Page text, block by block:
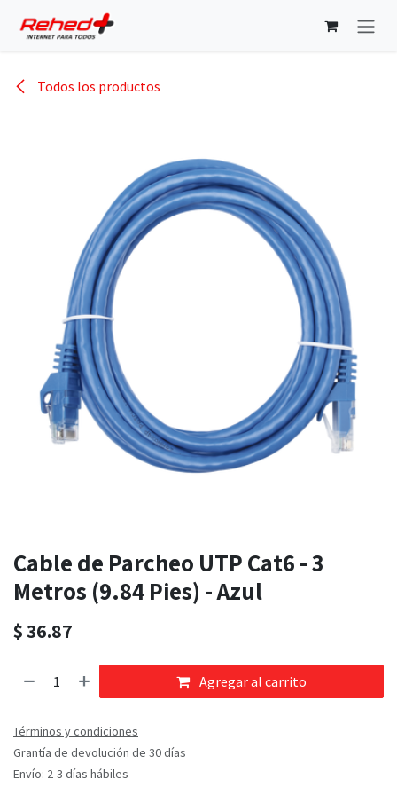
Todos los productos
Cable de Parcheo UTP Cat6 - 3
Metros (9.84 Pies) - Azul
$36.87
Agregar al carrito
Términos y condiciones
Grantía de devolución de 30 días
Envío: 2-3 días hábiles